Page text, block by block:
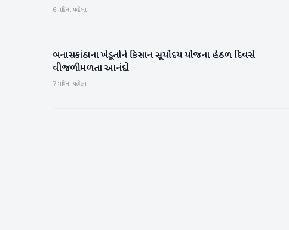
6 મહિના પહેલા
બનાસકાંઠા
બનાસકાંઠાના ખેડૂતોને કિસાન સૂર્યોદય યોજના હેઠળ દિવસે
વીજળી મળતા આનંદો
7 મહિના પહેલા